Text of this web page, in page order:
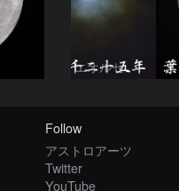
エオルセ
Follow
アストロアーツ
Twitter
YouTube